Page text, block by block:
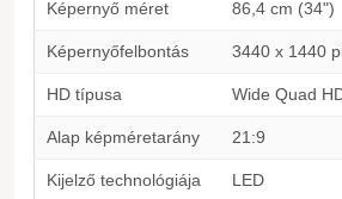
Képernyő méret 86,4 cm (34")
Képernyőfelbontás 3440 x 1440
HD típusa Wide Quad
Alap képméretarány 21:9
Kijelző technológiája LED